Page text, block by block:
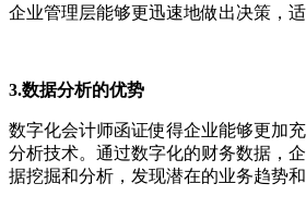
企业管理层能够更迅速地做出决策，
3.数据分析的优势
数字化会计师函证使得企业能够更加
分析技术。通过数字化的财务数据，
据挖掘和分析，发现潜在的业务趋势和